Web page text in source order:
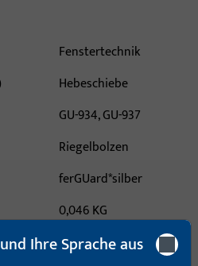
Fenstertechnik
Hebeschiebe
GU-934, GU-937
Riegelbolzen
ferGUard*silber
0,046 KG
1 ST
Ihre Sprache aus